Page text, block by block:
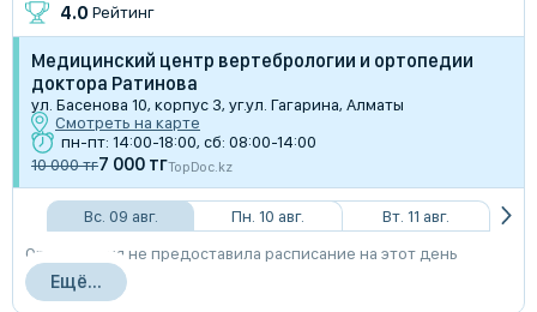
4.0 Рейтинг
Медицинский центр вертебрологии и ортопедии
доктора Ратинова
ул. Басенова 10, корпус 3, уг.ул. Гагарина, Алматы
Смотреть на карте
пн-пт: 14:00-18:00, сб: 08:00-14:00
10 000 тг7 000 тгTopDoc.kz
Вс. 09 авг. Пн. 10 авг.
Вт. 11 авг.
Организация не предоставила расписание на этот день
Ещё...